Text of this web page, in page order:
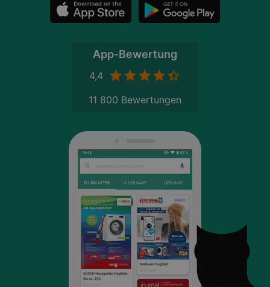
App-Bewertung
4,4
11 800 Bewertungen